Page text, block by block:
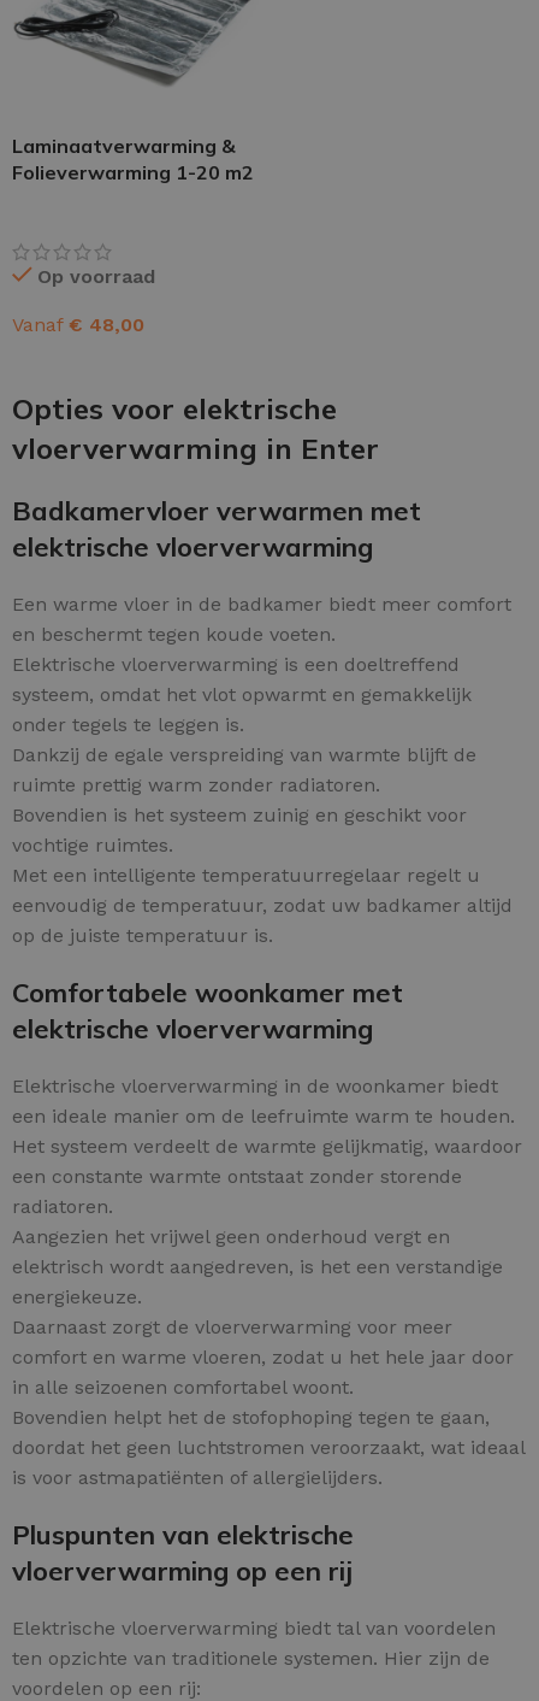
Laminaatverwarming &
Folieverwarming 1-20 m2
Op voorraad
Vanaf € 48,00
Opties voor elektrische
vloerverwarming in Enter
Badkamervloer verwarmen met
elektrische vloerverwarming
Een warme vloer in de badkamer biedt meer comfort
en beschermt tegen koude voeten.
Elektrische vloerverwarming is een doeltreffend
systeem, omdat het vlot opwarmt en gemakkelijk
onder tegels te leggen is.
Dankzij de egale verspreiding van warmte blijft de
ruimte prettig warm zonder radiatoren.
Bovendien is het systeem zuinig en geschikt voor
vochtige ruimtes.
Met een intelligente temperatuurregelaar regelt u
eenvoudig de temperatuur, zodat uw badkamer altijd
op de juiste temperatuur is.
Comfortabele woonkamer met
elektrische vloerverwarming
Elektrische vloerverwarming in de woonkamer biedt
een ideale manier om de leefruimte warm te houden.
Het systeem verdeelt de warmte gelijkmatig, waardoor
een constante warmte ontstaat zonder storende
radiatoren.
Aangezien het vrijwel geen onderhoud vergt en
elektrisch wordt aangedreven, is het een verstandige
energiekeuze.
Daarnaast zorgt de vloerverwarming voor meer
comfort en warme vloeren, zodat u het hele jaar door
in alle seizoenen comfortabel woont.
Bovendien helpt het de stofophoping tegen te gaan,
doordat het geen luchtstromen veroorzaakt, wat ideaal
is voor astmapatiënten of allergielijders.
Pluspunten van elektrische
vloerverwarming op een rij
Elektrische vloerverwarming biedt tal van voordelen
ten opzichte van traditionele systemen. Hier zijn de
voordelen op een rij: